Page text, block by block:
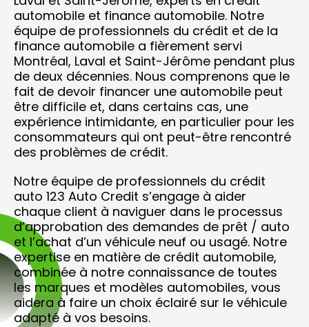
automobile et finance automobile. Notre
équipe de professionnels du crédit et de la
finance automobile a fièrement servi
Montréal, Laval et Saint-Jérôme pendant plus
de deux décennies. Nous comprenons que le
fait de devoir financer une automobile peut
être difficile et, dans certains cas, une
expérience intimidante, en particulier pour les
consommateurs qui ont peut-être rencontré
des problèmes de crédit.
Notre équipe de professionnels du crédit
auto 123 Auto Credit s’engage à aider
chaque client à naviguer dans le processus
d’approbation des demandes de prêt / auto
et l’achat d’un véhicule neuf ou usagé. Notre
expertise en matière de crédit automobile,
combinée à notre connaissance de toutes
les marques et modèles automobiles, vous
aidera à faire un choix éclairé sur le véhicule
adapté à vos besoins.